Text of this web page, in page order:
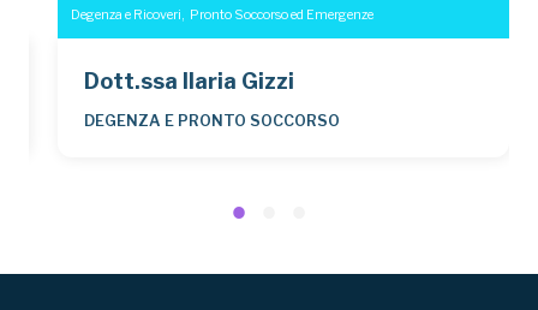
Degenza e Ricoveri, Pronto Soccorso ed Emergenze
Dott.ssa Ilaria Gizzi
DEGENZA E PRONTO SOCCORSO